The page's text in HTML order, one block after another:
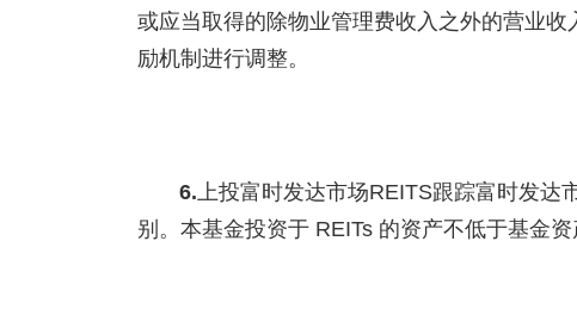
或应当取得的除物业管理费收入之外的营业
励机制进行调整。
6.上投富时发达市场REITS跟踪富时发达
别。本基金投资于 REITs 的资产不低于基金资